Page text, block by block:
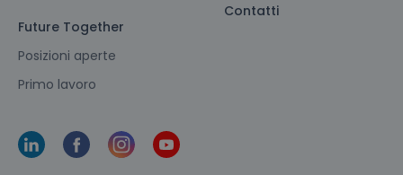
Future Together
Posizioni aperte
Primo lavoro
Contatti